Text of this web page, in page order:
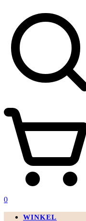
0
WINKEL